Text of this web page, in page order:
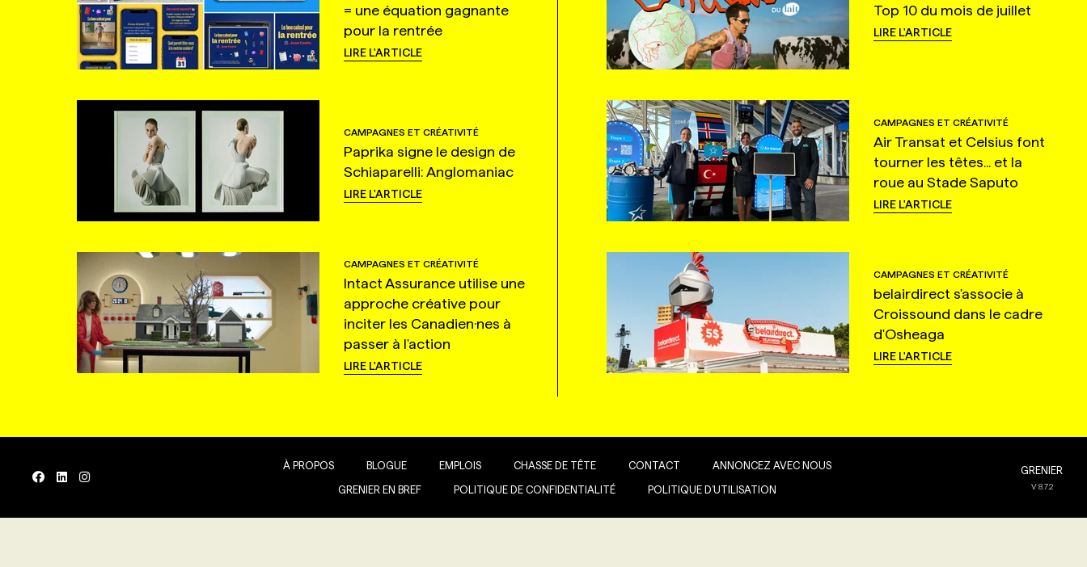
= une équation gagnante
pour la rentrée
LIRE L'ARTICLE
Top 10 du mois de juillet
LIRE L'ARTICLE
CAMPAGNES ET CRÉATIVITÉ
Paprika signe le design de
Schiaparelli: Anglomaniac
LIRE L'ARTICLE
CAMPAGNES ET CRÉATIVITÉ
Air Transat et Celsius font
tourner les têtes... et la
roue au Stade Saputo
LIRE L'ARTICLE
CAMPAGNES ET CRÉATIVITÉ
Intact Assurance utilise une
approche créative pour
inciter les Canadien·nes à
passer à l'action
LIRE L'ARTICLE
CAMPAGNES ET CRÉATIVITÉ
belairdirect s'associe à
Croissound dans le cadre
d'Osheaga
LIRE L'ARTICLE
À PROPOS BLOGUE EMPLOIS CHASSE DE TÊTE CONTACT ANNONCEZ AVEC NOUS
GRENIER EN BREF POLITIQUE DE CONFIDENTIALITÉ POLITIQUE D’UTILISATION
GRENIER
V8.7.2